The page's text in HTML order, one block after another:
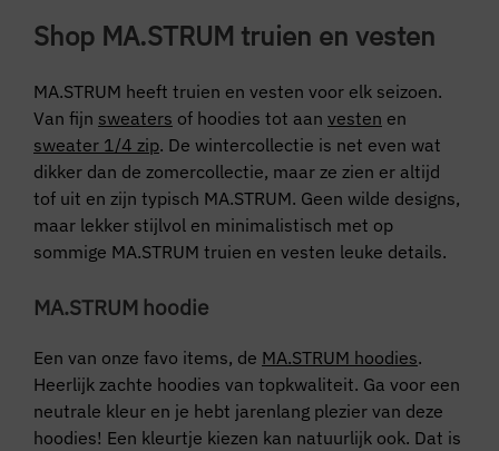
Shop MA.STRUM truien en vesten
MA.STRUM heeft truien en vesten voor elk seizoen.
Van fijn sweaters of hoodies tot aan vesten en
sweater 1/4 zip. De wintercollectie is net even wat
dikker dan de zomercollectie, maar ze zien er altijd
tof uit en zijn typisch MA.STRUM. Geen wilde designs,
maar lekker stijlvol en minimalistisch met op
sommige MA.STRUM truien en vesten leuke details.
MA.STRUM hoodie
Een van onze favo items, de MA.STRUM hoodies.
Heerlijk zachte hoodies van topkwaliteit. Ga voor een
neutrale kleur en je hebt jarenlang plezier van deze
hoodies! Een kleurtje kiezen kan natuurlijk ook. Dat is